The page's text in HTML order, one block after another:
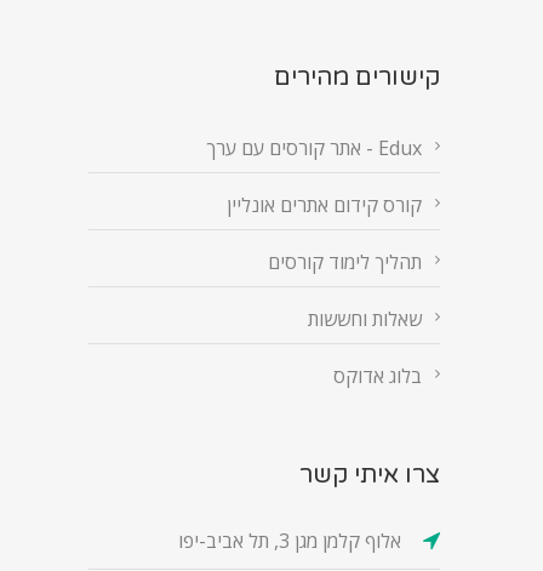
קישורים מהירים
Edux - אתר קורסים עם ערך
קורס קידום אתרים אונליין
תהליך לימוד קורסים
שאלות וחששות
בלוג אדוקס
צרו איתי קשר
אלוף קלמן מגן 3, תל אביב-יפו